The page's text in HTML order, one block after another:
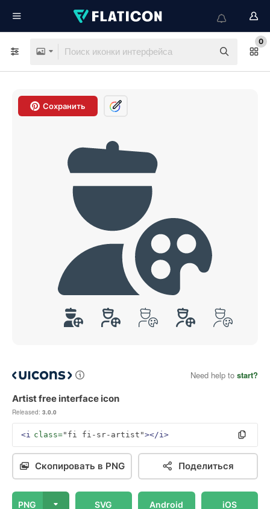
0
Сохранить
Need help to start?
Artist free interface icon
Released: 3.0.0
<i class="fi fi-sr-artist"></i>
Скопировать в PNG Поделиться
PNG SVG Android iOS